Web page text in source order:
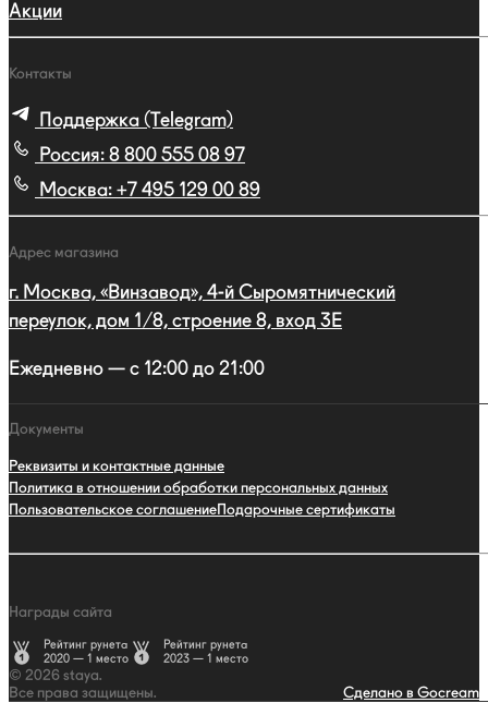
Акции
Контакты
Поддержка (Telegram)
Россия: 8 800 555 08 97
Москва: +7 495 129 00 89
Адрес магазина
г. Москва, «Винзавод», 4-й Сыромятнический
переулок, дом 1/8, строение 8, вход 3E
Ежедневно — с 12:00 до 21:00
Документы
Реквизиты и контактные данные
Политика в отношении обработки персональных данных
Пользовательское соглашениеПодарочные сертификаты
Награды сайта
Рейтинг рунета
2020 — 1 место
Рейтинг рунета
2023 — 1 место
© 2026 staya.
Все права защищены.
Сделано в Gocream